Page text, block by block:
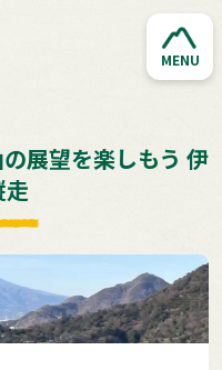
MENU
展望を楽しもう 伊
走